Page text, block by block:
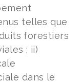
telles que
forestiers
; ii)
dans le